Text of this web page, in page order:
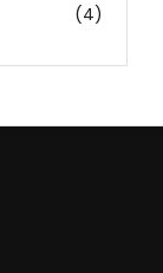
(4)